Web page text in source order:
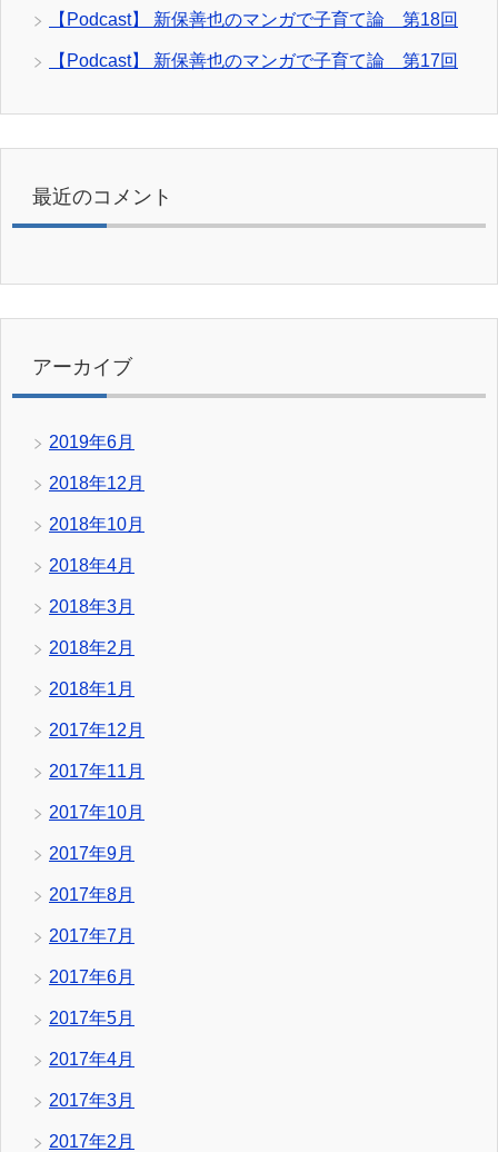
【Podcast】 新保善也のマンガで子育て論 第18回
【Podcast】 新保善也のマンガで子育て論 第17回
最近のコメント
アーカイブ
2019年6月
2018年12月
2018年10月
2018年4月
2018年3月
2018年2月
2018年1月
2017年12月
2017年11月
2017年10月
2017年9月
2017年8月
2017年7月
2017年6月
2017年5月
2017年4月
2017年3月
2017年2月